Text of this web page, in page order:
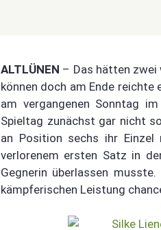
ALTLÜNEN – Das hätten zwei
können doch am Ende
am vergangenen Sonntag
Spieltag zunächst gar nicht
an Position sechs ihr
verlorenem ersten Satz in
Gegnerin überlassen musste.
kämpferischen Leistung